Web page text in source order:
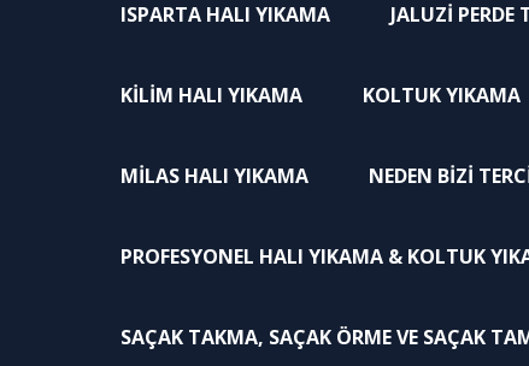
ISPARTA HALI YIKAMA JALUZI PERDE
KILIM HALI YIKAMA KOLTUK YIKAMA
MILAS HALI YIKAMA NEDEN BIZI
PROFESYONEL HALI YIKAMA & KOLTUK
SAÇAK TAKMA, SAÇAK ÖRME VE SAÇAK